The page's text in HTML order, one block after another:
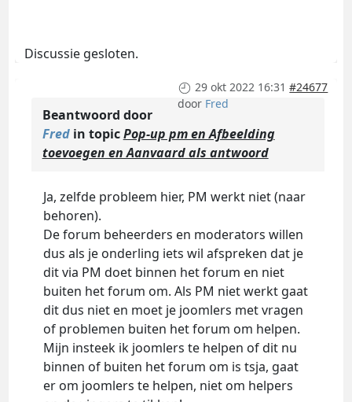
Discussie gesloten.
29 okt 2022 16:31 #24677
door Fred
Beantwoord door
Fredin topicPop-up pm en Afbeelding
toevoegen en Aanvaard als antwoord
Ja, zelfde probleem hier, PM werkt niet (naar
behoren).
De forum beheerders en moderators willen
dus als je onderling iets wil afspreken dat je
dit via PM doet binnen het forum en niet
buiten het forum om. Als PM niet werkt gaat
dit dus niet en moet je joomlers met vragen
of problemen buiten het forum om helpen.
Mijn insteek ik joomlers te helpen of dit nu
binnen of buiten het forum om is tsja, gaat
er om joomlers te helpen, niet om helpers